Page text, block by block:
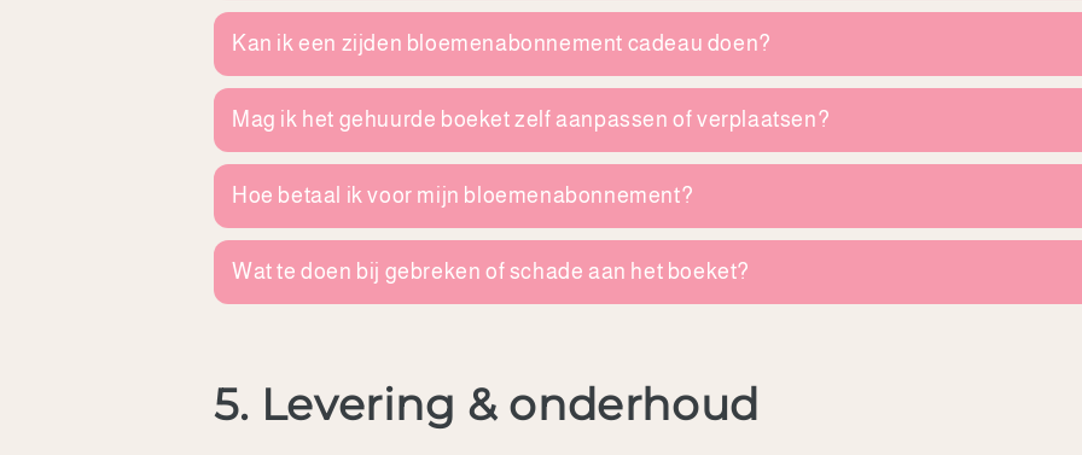
Kan ik een zijden bloemenabonnement cadeau doen?
Mag ik het gehuurde boeket zelf aanpassen of verplaatsen?
Hoe betaal ik voor mijn bloemenabonnement?
Wat te doen bij gebreken of schade aan het boeket?
5. Levering & onderhoud